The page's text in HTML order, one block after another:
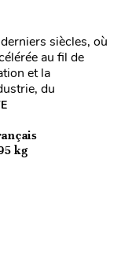
siècles, où
au fil de
et la
du
kg